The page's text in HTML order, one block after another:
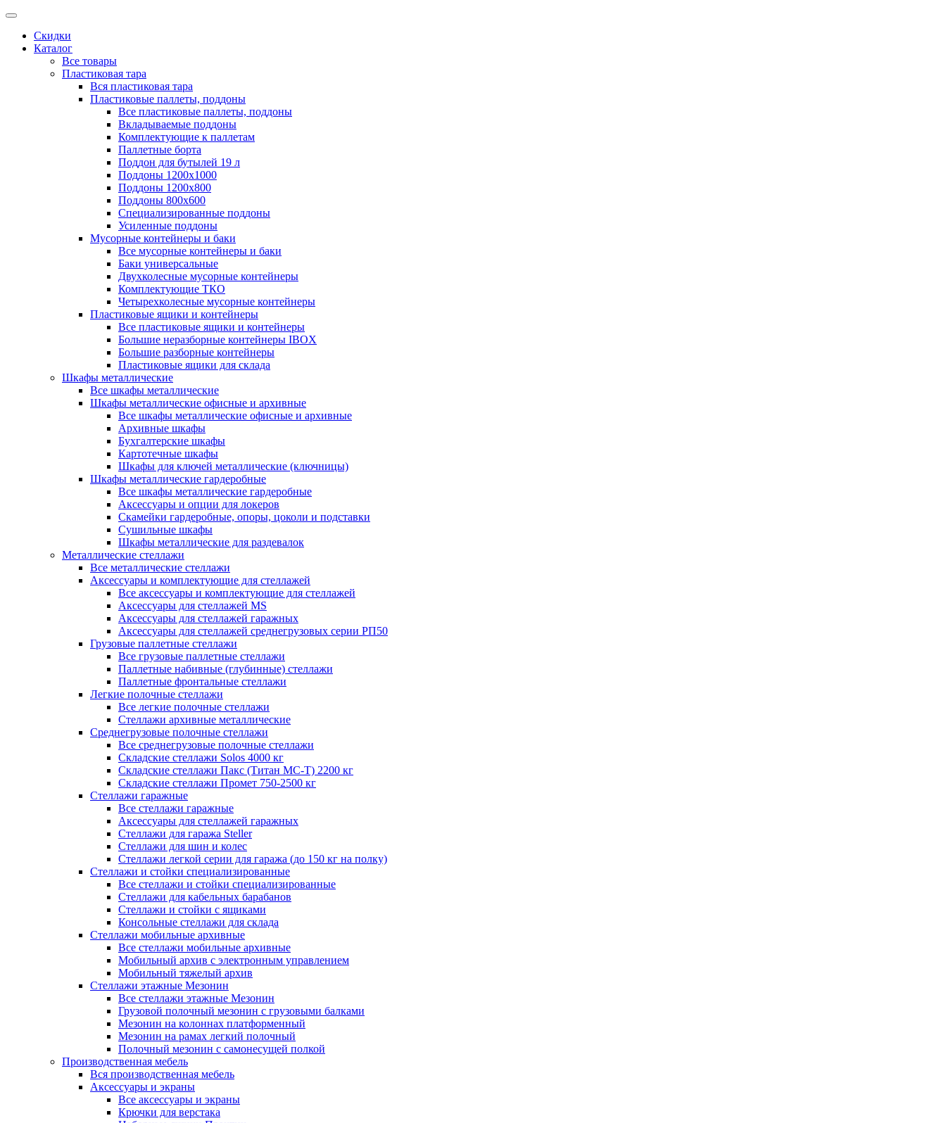
Скидки
Каталог
Все товары
Пластиковая тара
Вся пластиковая тара
Пластиковые паллеты, поддоны
Все пластиковые паллеты, поддоны
Вкладываемые поддоны
Комплектующие к паллетам
Паллетные борта
Поддон для бутылей 19 л
Поддоны 1200х1000
Поддоны 1200х800
Поддоны 800х600
Специализированные поддоны
Усиленные поддоны
Мусорные контейнеры и баки
Все мусорные контейнеры и баки
Баки универсальные
Двухколесные мусорные контейнеры
Комплектующие ТКО
Четырехколесные мусорные контейнеры
Пластиковые ящики и контейнеры
Все пластиковые ящики и контейнеры
Большие неразборные контейнеры IBOX
Большие разборные контейнеры
Пластиковые ящики для склада
Шкафы металлические
Все шкафы металлические
Шкафы металлические офисные и архивные
Все шкафы металлические офисные и архивные
Архивные шкафы
Бухгалтерские шкафы
Картотечные шкафы
Шкафы для ключей металлические (ключницы)
Шкафы металлические гардеробные
Все шкафы металлические гардеробные
Аксессуары и опции для локеров
Скамейки гардеробные, опоры, цоколи и подставки
Сушильные шкафы
Шкафы металлические для раздевалок
Металлические стеллажи
Все металлические стеллажи
Аксессуары и комплектующие для стеллажей
Все аксессуары и комплектующие для стеллажей
Аксессуары для стеллажей MS
Аксессуары для стеллажей гаражных
Аксессуары для стеллажей среднегрузовых серии РП50
Грузовые паллетные стеллажи
Все грузовые паллетные стеллажи
Паллетные набивные (глубинные) стеллажи
Паллетные фронтальные стеллажи
Легкие полочные стеллажи
Все легкие полочные стеллажи
Стеллажи архивные металлические
Среднегрузовые полочные стеллажи
Все среднегрузовые полочные стеллажи
Складские стеллажи Solos 4000 кг
Складские стеллажи Пакс (Титан МС-Т) 2200 кг
Складские стеллажи Промет 750-2500 кг
Стеллажи гаражные
Все стеллажи гаражные
Аксессуары для стеллажей гаражных
Стеллажи для гаража Steller
Стеллажи для шин и колес
Стеллажи легкой серии для гаража (до 150 кг на полку)
Стеллажи и стойки специализированные
Все стеллажи и стойки специализированные
Стеллажи для кабельных барабанов
Стеллажи и стойки с ящиками
Консольные стеллажи для склада
Стеллажи мобильные архивные
Все стеллажи мобильные архивные
Мобильный архив с электронным управлением
Мобильный тяжелый архив
Стеллажи этажные Мезонин
Все стеллажи этажные Мезонин
Грузовой полочный мезонин с грузовыми балками
Мезонин на колоннах платформенный
Мезонин на рамах легкий полочный
Полочный мезонин с самонесущей полкой
Производственная мебель
Вся производственная мебель
Аксессуары и экраны
Все аксессуары и экраны
Крючки для верстака